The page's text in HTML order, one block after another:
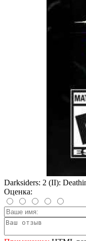
Darksiders: 2 (II):
Оценка: